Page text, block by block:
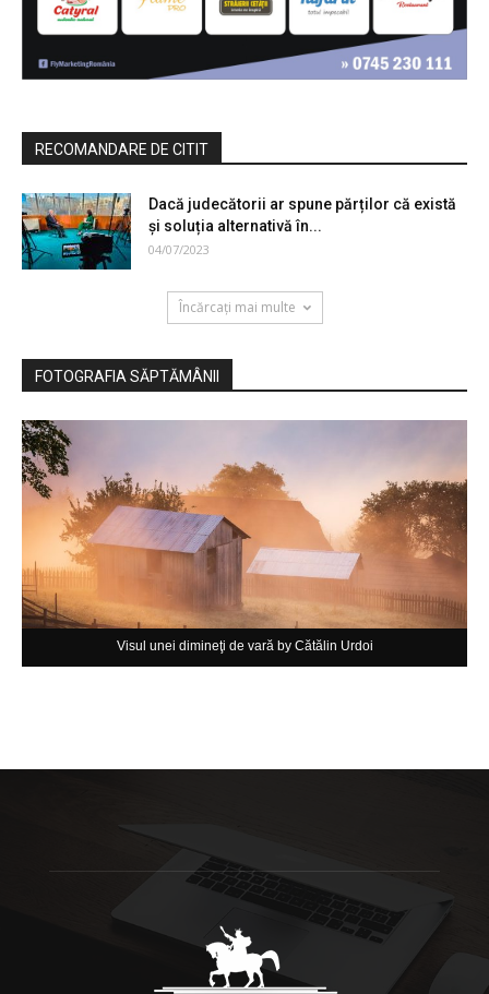
RECOMANDARE DE CITIT
Dacă judecătorii ar spune părților că există
și soluția alternativă în...
04/07/2023
Încărcați mai multe
FOTOGRAFIA SĂPTĂMÂNII
Visul unei dimineţi de vară by Cătălin Urdoi